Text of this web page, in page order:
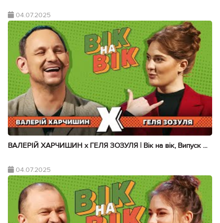
04.07.2025
ВАЛЕРІЙ ХАРЧИШИН х ГЕЛЯ ЗОЗУЛЯ | Вік на вік, Випуск ...
04.07.2025